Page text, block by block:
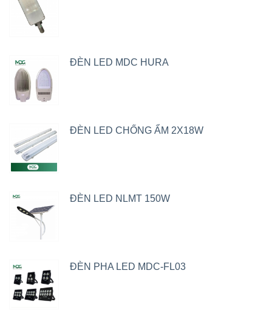
ĐÈN LED MDC HURA
ĐÈN LED CHỐNG ẨM 2X18W
ĐÈN LED NLMT 150W
ĐÈN PHA LED MDC-FL03